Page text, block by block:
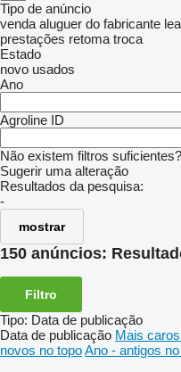
Tipo de anúncio
venda aluguer do fabricante
prestações retoma troca
Estado
novo usados
Ano
Agroline ID
Não existem filtros suficientes?
Sugerir uma alteração
Resultados da pesquisa:
-
mostrar
150 anúncios:
Filtro
Tipo: Data de publicação
Data de publicação Mais
novos no topoAno - antigos